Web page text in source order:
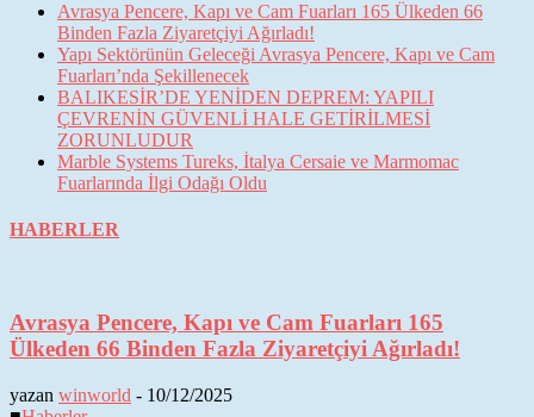
Avrasya Pencere, Kapı ve Cam Fuarları 165 Ülkeden 66
Binden Fazla Ziyaretçiyi Ağırladı!
Yapı Sektörünün Geleceği Avrasya Pencere, Kapı ve Cam
Fuarları’nda Şekillenecek
BALIKESİR’DE YENİDEN DEPREM: YAPILI
ÇEVRENİN GÜVENLİ HALE GETİRİLMESİ
ZORUNLUDUR
Marble Systems Tureks, İtalya Cersaie ve Marmomac
Fuarlarında İlgi Odağı Oldu
HABERLER
Avrasya Pencere, Kapı ve Cam Fuarları 165
Ülkeden 66 Binden Fazla Ziyaretçiyi Ağırladı!
yazan winworld - 10/12/2025